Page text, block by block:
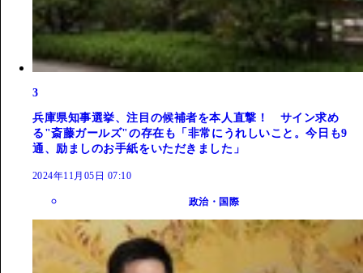
3
兵庫県知事選挙、注目の候補者を本人直撃！ サイン求め
る"斎藤ガールズ"の存在も「非常にうれしいこと。今日も9
通、励ましのお手紙をいただきました」
2024年11月05日 07:10
政治・国際